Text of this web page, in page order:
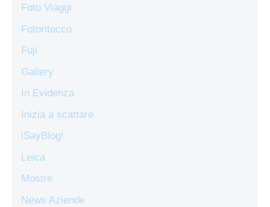
Foto Viaggi
Fotoritocco
Fuji
Gallery
In Evidenza
Inizia a scattare
iSayBlog!
Leica
Mostre
News Aziende